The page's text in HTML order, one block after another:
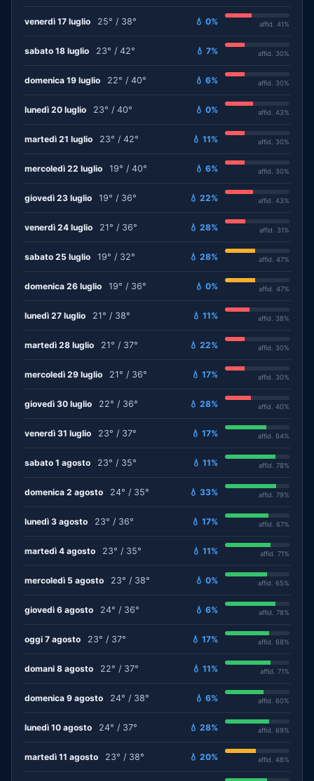
venerdì 17 luglio 25° / 38° 💧 0% affid. 41%
sabato 18 luglio 23° / 42° 💧 7% affid. 30%
domenica 19 luglio 22° / 40° 💧 6% affid. 30%
lunedì 20 luglio 23° / 40° 💧 0% affid. 43%
martedì 21 luglio 23° / 42° 💧 11% affid. 30%
mercoledì 22 luglio 19° / 40° 💧 6% affid. 30%
giovedì 23 luglio 19° / 36° 💧 22% affid. 43%
venerdì 24 luglio 21° / 36° 💧 28% affid. 31%
sabato 25 luglio 19° / 32° 💧 28% affid. 47%
domenica 26 luglio 19° / 36° 💧 0% affid. 47%
lunedì 27 luglio 21° / 38° 💧 11% affid. 38%
martedì 28 luglio 21° / 37° 💧 22% affid. 30%
mercoledì 29 luglio 21° / 36° 💧 17% affid. 30%
giovedì 30 luglio 22° / 36° 💧 28% affid. 40%
venerdì 31 luglio 23° / 37° 💧 17% affid. 64%
sabato 1 agosto 23° / 35° 💧 11% affid. 78%
domenica 2 agosto 24° / 35° 💧 33% affid. 79%
lunedì 3 agosto 23° / 36° 💧 17% affid. 67%
martedì 4 agosto 23° / 35° 💧 11% affid. 71%
mercoledì 5 agosto 23° / 38° 💧 0% affid. 65%
giovedì 6 agosto 24° / 36° 💧 6% affid. 78%
oggi 7 agosto 23° / 37° 💧 17% affid. 68%
domani 8 agosto 22° / 37° 💧 11% affid. 71%
domenica 9 agosto 24° / 38° 💧 6% affid. 60%
lunedì 10 agosto 24° / 37° 💧 28% affid. 69%
martedì 11 agosto 23° / 38° 💧 20% affid. 48%